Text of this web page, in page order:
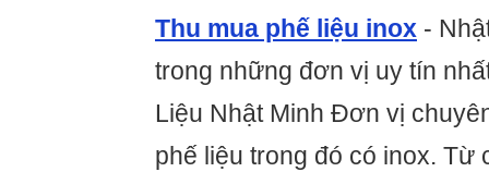
Thu mua phế liệu inox -
trong những đơn vị uy tín
Liệu Nhật Minh Đơn vị
phế liệu trong đó có inox. Từ